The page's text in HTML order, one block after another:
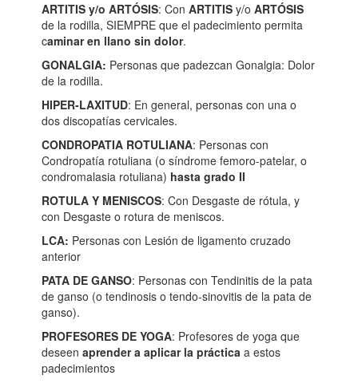
ARTITIS y/o ARTÓSIS: ConARTITIS y/oARTÓSIS
de la rodilla, SIEMPRE que el padecimiento permita
caminar en llano sin dolor.
GONALGIA: Personas que padezcan Gonalgia: Dolor
de la rodilla.
HIPER-LAXITUD: En general, personas con una o
dos discopatías cervicales.
CONDROPATIA ROTULIANA: Personas con
Condropatía rotuliana (o síndrome femoro-patelar, o
condromalasia rotuliana) hasta grado II
ROTULA Y MENISCOS: Con Desgaste de rótula, y
con Desgaste o rotura de meniscos.
LCA: Personas con Lesión de ligamento cruzado
anterior
PATA DE GANSO: Personas con Tendinitis de la pata
de ganso (o tendinosis o tendo-sinovitis de la pata de
ganso).
PROFESORES DE YOGA: Profesores de yoga que
deseenaprendera aplicar la práctica a estos
padecimientos